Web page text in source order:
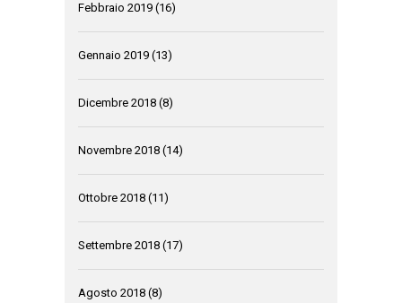
Febbraio 2019 (16)
Gennaio 2019 (13)
Dicembre 2018 (8)
Novembre 2018 (14)
Ottobre 2018 (11)
Settembre 2018 (17)
Agosto 2018 (8)